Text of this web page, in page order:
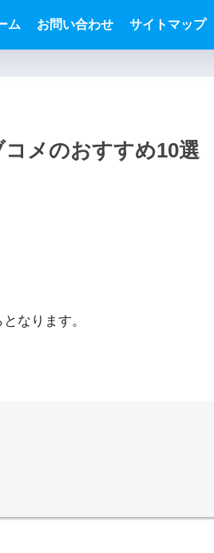
ム お問い合わせ サイトマップ
メのおすすめ10選
なります。